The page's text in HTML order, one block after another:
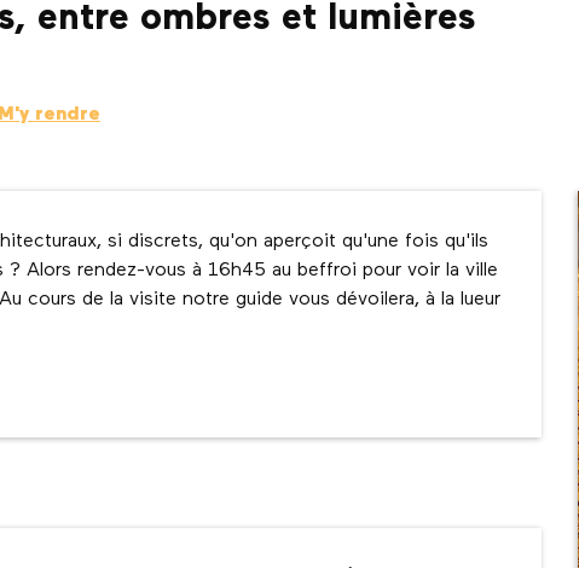
entre ombres et lumières
M'y rendre
si discrets, qu'on aperçoit qu'une fois qu'ils
? Alors rendez-vous à 16h45 au beffroi pour voir la ville
cours de la visite notre guide vous dévoilera, à la lueur